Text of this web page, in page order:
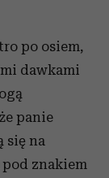
po osiem,
dawkami
panie
się na
znakiem